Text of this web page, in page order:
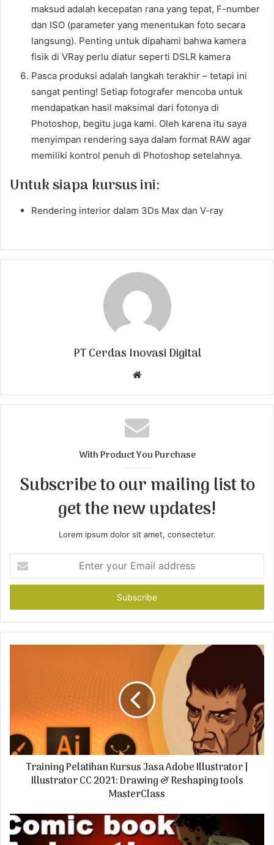
maksud adalah kecepatan rana yang tepat, F-number
dan ISO (parameter yang menentukan foto secara
langsung). Penting untuk dipahami bahwa kamera
fisik di VRay perlu diatur seperti DSLR kamera
Pasca produksi adalah langkah terakhir – tetapi ini
sangat penting! Setiap fotografer mencoba untuk
mendapatkan hasil maksimal dari fotonya di
Photoshop, begitu juga kami. Oleh karena itu saya
menyimpan rendering saya dalam format RAW agar
memiliki kontrol penuh di Photoshop setelahnya.
Untuk siapa kursus ini:
Rendering interior dalam 3Ds Max dan V-ray
PT Cerdas Inovasi Digital
b
s
i
With Product You Purchase
Subscribe to our mailing list to
get the new updates!
Lorem ipsum dolor sit amet, consectetur.
t
r
y
a
d
s
Training Pelatihan Kursus Jasa Adobe Illustrator |
Illustrator CC 2021: Drawing & Reshaping tools
MasterClass